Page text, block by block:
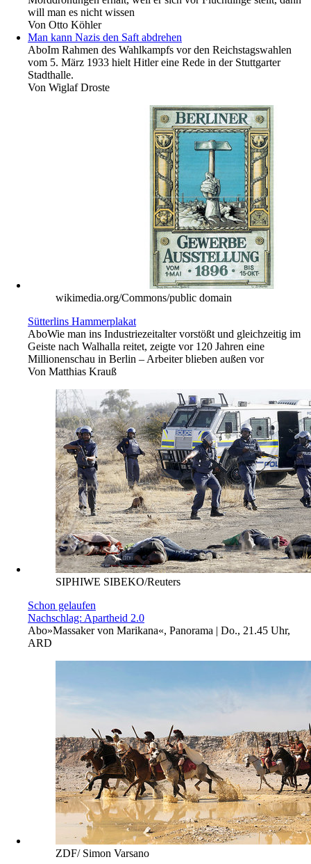
will man es nicht wissen
Von Otto Köhler
Man kann Nazis den Saft abdrehen
AboIm Rahmen des Wahlkampfs vor den Reichstagswahlen
vom 5. März 1933 hielt Hitler eine Rede in der Stuttgarter
Stadthalle.
Von Wiglaf Droste
wikimedia.org/Commons/public domain
Sütterlins Hammerplakat
AboWie man ins Industriezeitalter vorstößt und gleichzeitig im
Geiste nach Walhalla reitet, zeigte vor 120 Jahren eine
Millionenschau in Berlin – Arbeiter blieben außen vor
Von Matthias Krauß
SIPHIWE SIBEKO/Reuters
Schon gelaufen
Nachschlag: Apartheid 2.0
Abo»Massaker von Marikana«, Panorama | Do., 21.45 Uhr,
ARD
ZDF/ Simon Varsano